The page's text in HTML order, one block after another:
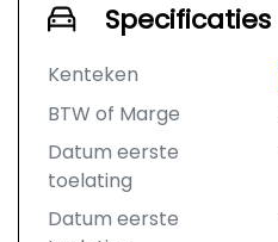
Specificaties
Kenteken
BTW of Marge
Datum eerste
toelating
Datum eerste